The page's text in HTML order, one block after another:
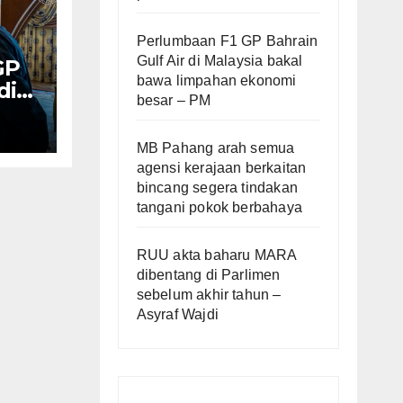
Perlumbaan F1 GP Bahrain
Gulf Air di Malaysia bakal
bawa limpahan ekonomi
besar – PM
MB Pahang arah semua
agensi kerajaan berkaitan
bincang segera tindakan
tangani pokok berbahaya
RUU akta baharu MARA
dibentang di Parlimen
sebelum akhir tahun –
Asyraf Wajdi